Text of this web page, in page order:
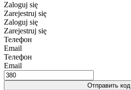
Zaloguj się
Zarejestruj się
Zaloguj się
Zarejestruj się
Телефон
Email
Телефон
Email
Отправить код